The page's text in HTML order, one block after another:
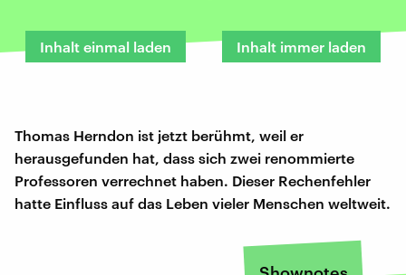
Inhalt einmal laden Inhalt immer laden
Thomas Herndon ist jetzt berühmt, weil er
herausgefunden hat, dass sich zwei renommierte
Professoren verrechnet haben. Dieser Rechenfehler
hatte Einfluss auf das Leben vieler Menschen weltweit.